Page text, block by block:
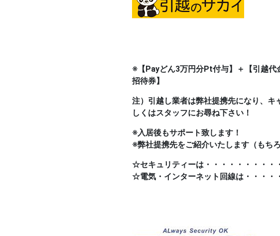
※ 【Payどん3万円分Pt付与】＋【引越
招待券】
注）引越し業者は弊社提携先になり、
しくはスタッフにお尋ね下さい！
※入居後もサポート致します！
※弊社提携先をご紹介いたします（もち
☆セキュリティーは・・・・・・・・・
☆電気・インターネット回線は・・・・